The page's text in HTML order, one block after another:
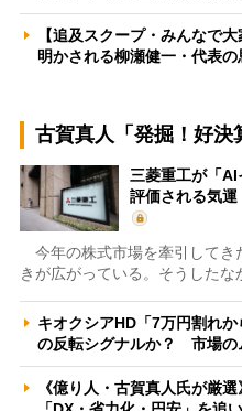
【追及スクープ・みんなで
明かされる柳瀬健一・代表
古賀真人「発掘！好決
三菱重工が「
評価される気
今年の株式市場を牽引してき
きが広がっている。そうしたな
キオクシアHD「7万円割れ
の反転シグナルか？ 市場
《億り人・古賀真人氏が厳